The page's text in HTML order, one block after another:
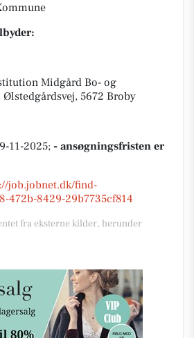
Midgård Bo- og
5672 Broby
11-2025; - ansøgningsfristen er
job.jobnet.dk/find-
472b-8429-29b7735cf814
fra eksterne kilder, herunder